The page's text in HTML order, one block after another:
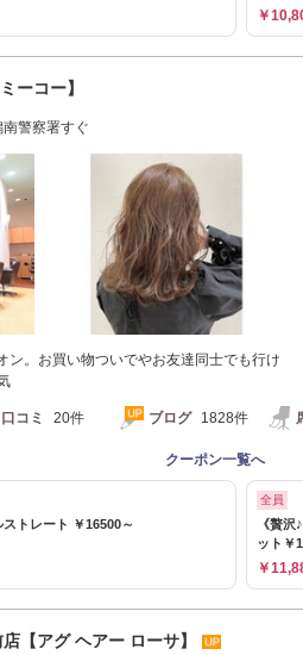
￥
ーコー】
警察署すぐ
ン。お買い物ついでやお友達同士でも行け
口コミ 20件 ブログ 1828件
クーポン一覧へ
トレート ￥16500～
全員
《贅
ット￥
￥
【アグ ヘアー ローサ】